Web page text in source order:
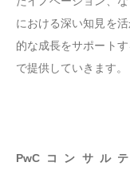
における深い知見を
的な成長をサポート
で提供していきます。
PwCコンサル